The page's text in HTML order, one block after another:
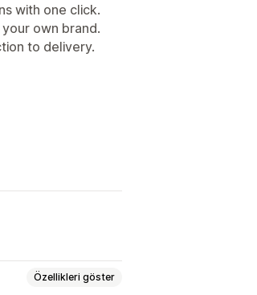
with one click.
own brand.
to delivery.
Özellikleri göster